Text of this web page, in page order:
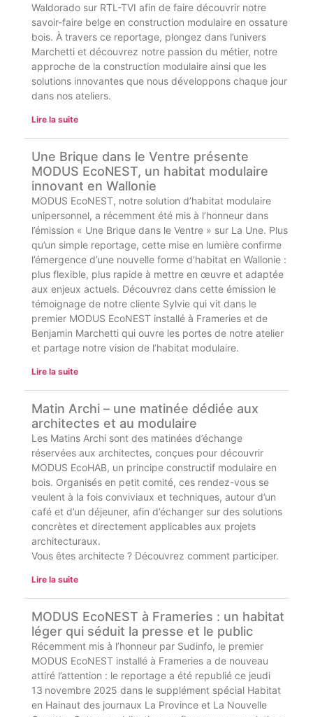
Waldorado sur RTL-TVI afin de faire découvrir notre
savoir-faire belge en construction modulaire en ossature
bois. À travers ce reportage, plongez dans l’univers
Marchetti et découvrez notre passion du métier, notre
approche de la construction modulaire ainsi que les
solutions innovantes que nous développons chaque jour
dans nos ateliers.
Lire la suite
Une Brique dans le Ventre présente
MODUS EcoNEST, un habitat modulaire
innovant en Wallonie
MODUS EcoNEST, notre solution d’habitat modulaire
unipersonnel, a récemment été mis à l’honneur dans
l’émission « Une Brique dans le Ventre » sur La Une. Plus
qu’un simple reportage, cette mise en lumière confirme
l’émergence d’une nouvelle forme d’habitat en Wallonie :
plus flexible, plus rapide à mettre en œuvre et adaptée
aux enjeux actuels. Découvrez dans cette émission le
témoignage de notre cliente Sylvie qui vit dans le
premier MODUS EcoNEST installé à Frameries et de
Benjamin Marchetti qui ouvre les portes de notre atelier
et partage notre vision de l’habitat modulaire.
Lire la suite
Matin Archi – une matinée dédiée aux
architectes et au modulaire
Les Matins Archi sont des matinées d’échange
réservées aux architectes, conçues pour découvrir
MODUS EcoHAB, un principe constructif modulaire en
bois. Organisés en petit comité, ces rendez-vous se
veulent à la fois conviviaux et techniques, autour d’un
café et d’un déjeuner, afin d’échanger sur des solutions
concrètes et directement applicables aux projets
architecturaux.
Vous êtes architecte ? Découvrez comment participer.
Lire la suite
MODUS EcoNEST à Frameries : un habitat
léger qui séduit la presse et le public
Récemment mis à l’honneur par Sudinfo, le premier
MODUS EcoNEST installé à Frameries a de nouveau
attiré l’attention : le reportage a été republié ce jeudi
13 novembre 2025 dans le supplément spécial Habitat
en Hainaut des journaux La Province et La Nouvelle